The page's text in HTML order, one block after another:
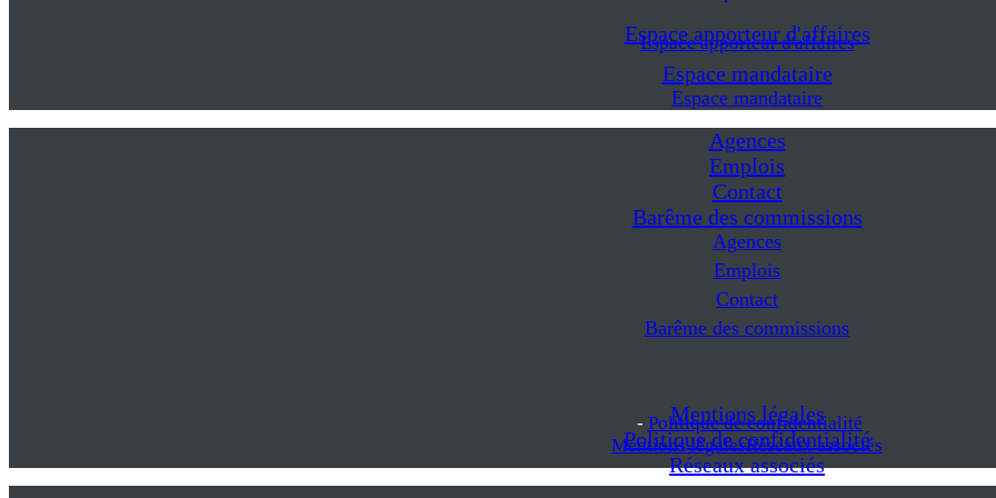
Espace apporteur d'affaires
Espace apporteur d'affaires
Espace mandataire
Espace mandataire
Agences
Emplois
Contact
Barême des commissions
Agences
Emplois
Contact
Barême des commissions
Mentions légales
Politique de confidentialité
Réseaux associés
- Politique de confidentialité
Mentions légalesRéseaux associés